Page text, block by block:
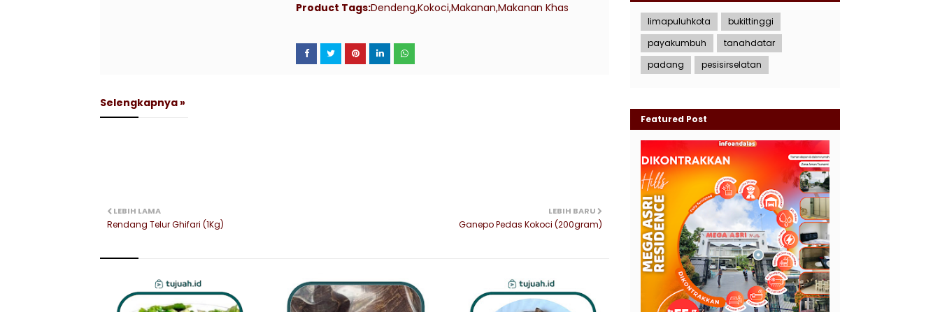
Product Tags:Dendeng Kokoci Makanan Makanan Khas
Selengkapnya »
LEBIH BARU
Ganepo Pedas Kokoci (200gram)
LEBIH LAMA
Rendang Telur Ghifari (1Kg)
limapuluhkota
bukittinggi
payakumbuh
tanahdatar
padang
pesisirselatan
Featured Post